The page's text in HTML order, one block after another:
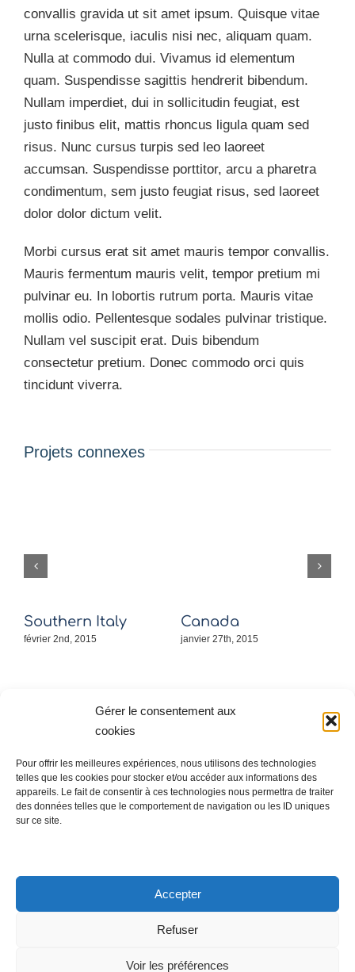
Gérer le consentement aux
cookies
Pour offrir les meilleures expériences, nous utilisons des technologies
telles que les cookies pour stocker et/ou accéder aux informations des
appareils. Le fait de consentir à ces technologies nous permettra de traiter
des données telles que le comportement de navigation ou les ID uniques
sur ce site.
Accepter
Refuser
Voir les préférences
convallis gravida ut sit amet ipsum. Quisque vitae
urna scelerisque, iaculis nisi nec, aliquam quam.
Nulla at commodo dui. Vivamus id elementum
quam. Suspendisse sagittis hendrerit bibendum.
Nullam imperdiet, dui in sollicitudin feugiat, est
justo finibus elit, mattis rhoncus ligula quam sed
risus. Nunc cursus turpis sed leo laoreet
accumsan. Suspendisse porttitor, arcu a pharetra
condimentum, sem justo feugiat risus, sed laoreet
dolor dolor dictum velit.
Morbi cursus erat sit amet mauris tempor convallis.
Mauris fermentum mauris velit, tempor pretium mi
pulvinar eu. In lobortis rutrum porta. Mauris vitae
mollis odio. Pellentesque sodales pulvinar tristique.
Nullam vel suscipit erat. Duis bibendum
consectetur pretium. Donec commodo orci quis
tincidunt viverra.
Projets connexes
Southern Italy
février 2nd, 2015
Canada
janvier 27th, 2015
© Aurélie Duclos 2020